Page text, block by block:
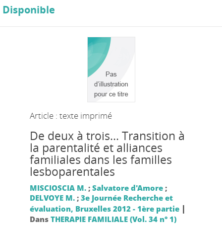
Disponible
Article : texte imprimé
De deux à trois... Transition à
la parentalité et alliances
familiales dans les familles
lesboparentales
MISCIOSCIA M.; Salvatore d'Amore;
DELVOYE M.; 3e Journée Recherche et
évaluation, Bruxelles 2012 - 1ère partie |
Dans THERAPIE FAMILIALE (Vol. 34 n° 1)